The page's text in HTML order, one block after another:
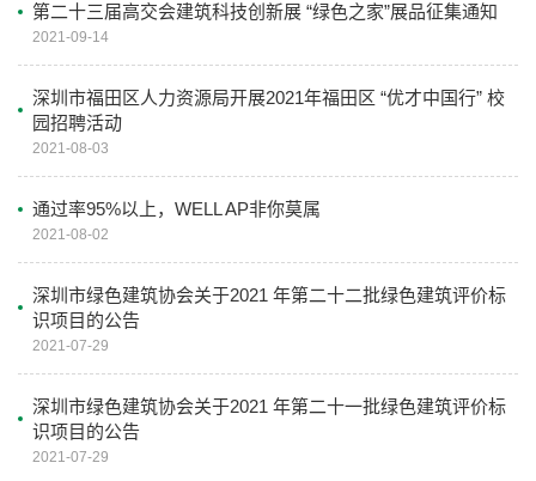
第二十三届高交会建筑科技创新展 “绿色之家”展品征集通知
2021-09-14
深圳市福田区人力资源局开展2021年福田区 “优才中国行” 校
园招聘活动
2021-08-03
通过率95%以上，WELL AP非你莫属
2021-08-02
深圳市绿色建筑协会关于2021 年第二十二批绿色建筑评价标
识项目的公告
2021-07-29
深圳市绿色建筑协会关于2021 年第二十一批绿色建筑评价标
识项目的公告
2021-07-29